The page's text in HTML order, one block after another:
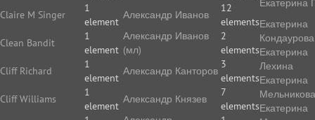
Claire M Singer
1
element
Clean Bandit
1
element
Cliff Richard
1
element
Cliff Williams
1
element
Александр Иванов
12
elements
Александр Иванов
(мл)
2
elements
Александр Канторов
3
elements
Александр Князев
7
elements
Екатерина
Екатерина
Кондаурова
Екатерина
Лехина
Екатерина
Мельникова
Екатерина